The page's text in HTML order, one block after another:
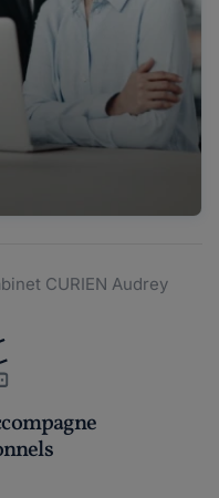
CURIEN Audrey